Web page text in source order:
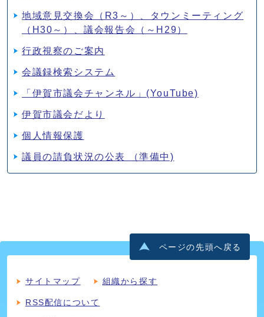
地域意見交換会（R3～）、タウンミーティング
（H30～）、議会報告会（～H29）
行政視察のご案内
会議録検索システム
「伊賀市議会チャンネル」(YouTube)
伊賀市議会だより
個人情報保護
議員の請負状況の公表 （準備中)
ページの先頭へ戻る
サイトマップ 組織から探す
RSS配信について